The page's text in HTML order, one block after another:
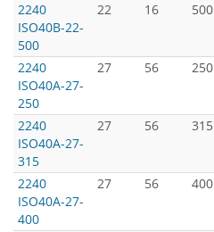
2240
ISO40B-22-
500
22 16 500
2240
ISO40A-27-
250
27 56 250
2240
ISO40A-27-
315
27 56 315
2240
ISO40A-27-
400
27 56 400